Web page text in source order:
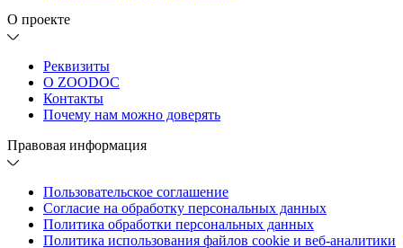
О проекте
Реквизиты
О ZOODOC
Контакты
Почему нам можно доверять
Правовая информация
Пользовательское соглашение
Согласие на обработку персональных данных
Политика обработки персональных данных
Политика использования файлов cookie и веб-аналитики